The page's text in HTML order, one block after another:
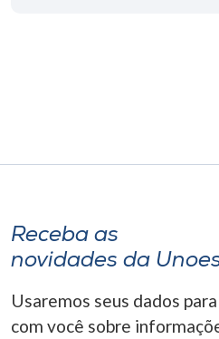
o idioma
A-
Receba as
novidades da
Usaremos seus dados
com você sobre